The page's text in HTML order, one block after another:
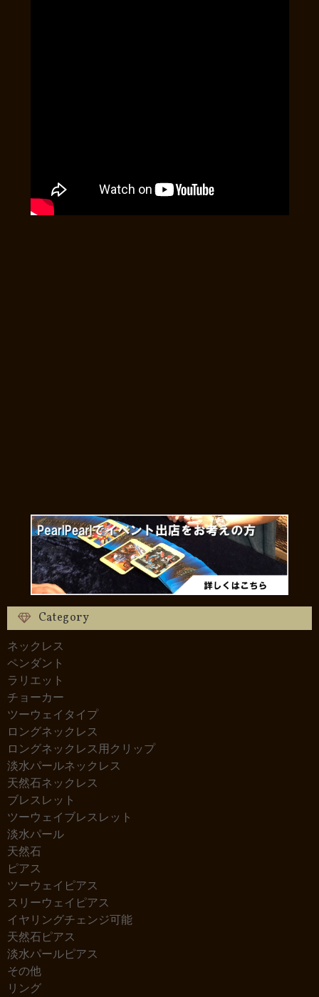
Category
ネックレス
ペンダント
ラリエット
チョーカー
ツーウェイタイプ
ロングネックレス
ロングネックレス用クリップ
淡水パールネックレス
天然石ネックレス
ブレスレット
ツーウェイブレスレット
淡水パール
天然石
ピアス
ツーウェイピアス
スリーウェイピアス
イヤリングチェンジ可能
天然石ピアス
淡水パールピアス
その他
リング